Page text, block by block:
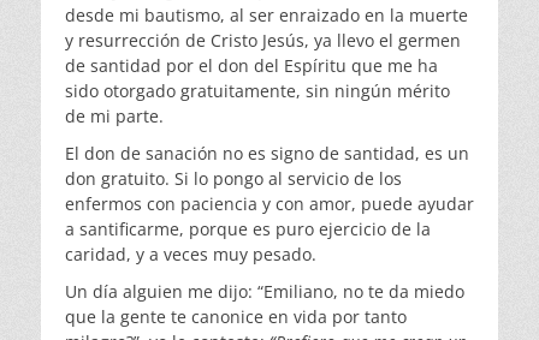
desde mi bautismo, al ser enraizado en la muerte
y resurrección de Cristo Jesús, ya llevo el germen
de santidad por el don del Espíritu que me ha
sido otorgado gratuitamente, sin ningún mérito
de mi parte.
El don de sanación no es signo de santidad, es un
don gratuito. Si lo pongo al servicio de los
enfermos con paciencia y con amor, puede ayudar
a santificarme, porque es puro ejercicio de la
caridad, y a veces muy pesado.
Un día alguien me dijo: “Emiliano, no te da miedo
que la gente te canonice en vida por tanto